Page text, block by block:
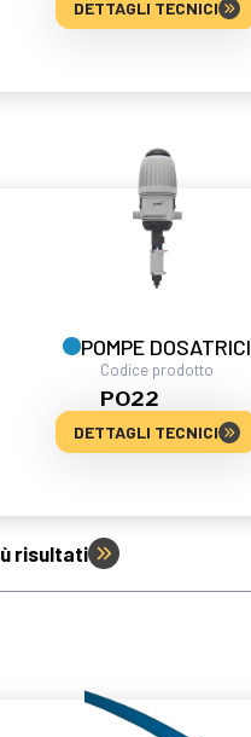
DETTAGLI TECNICI
POMPE DOSATRICI
Codice prodotto
PO22
DETTAGLI TECNICI
risultati